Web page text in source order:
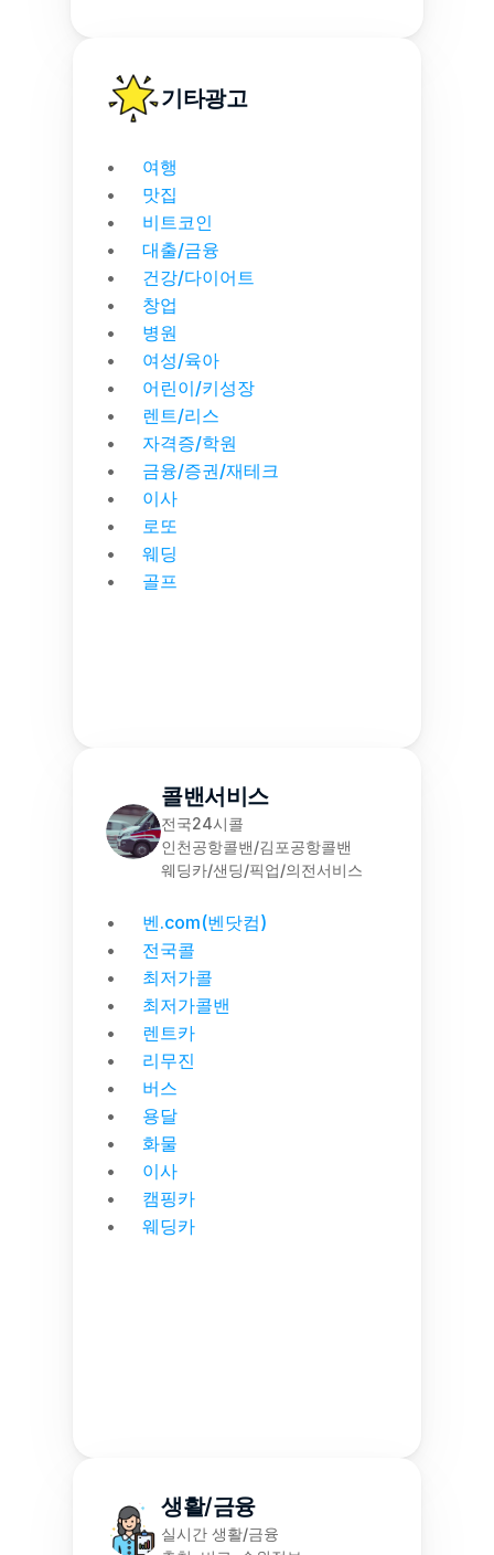
기타광고
여행
맛집
비트코인
대출/금융
건강/다이어트
창업
병원
여성/육아
어린이/키성장
렌트/리스
자격증/학원
금융/증권/재테크
이사
로또
웨딩
골프
콜밴서비스
전국24시콜
인천공항콜밴/김포공항콜밴
웨딩카/샌딩/픽업/의전서비스
벤.com(벤닷컴)
전국콜
최저가콜
최저가콜밴
렌트카
리무진
버스
용달
화물
이사
캠핑카
웨딩카
생활/금융
실시간 생활/금융